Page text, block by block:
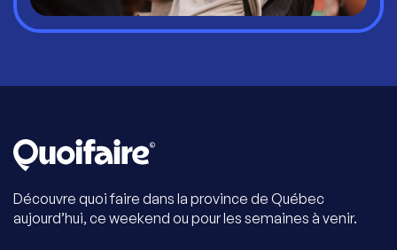
Découvre quoi faire dans la province de Québec
aujourd’hui, ce weekend ou pour les semaines à venir.